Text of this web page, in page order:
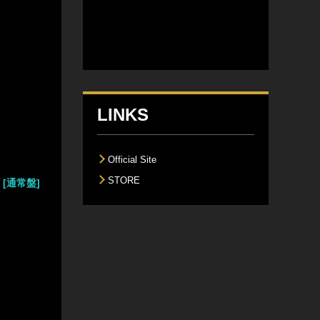
通常盤]
LINKS
Official Site
STORE